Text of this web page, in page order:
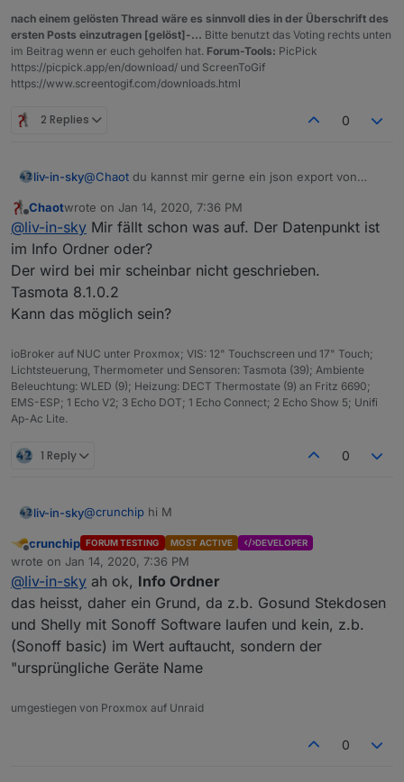
Datenpunkt wird für die Erkennung benötigt?
nach einem gelösten Thread wäre es sinnvoll dies in der Überschrift des
ersten Posts einzutragen [gelöst]-... Bitte benutzt das Voting rechts unten
im Beitrag wenn er euch geholfen hat. Forum-Tools: PicPick
https://picpick.app/en/download/ und ScreenToGif
https://www.screentogif.com/downloads.html
2 Replies 0
liv-in-sky@Chaot du kannst mir gerne ein json export von
auf
Offline
Chaotwrote on Jan 14, 2020, 7:36 PM
last edited by
@liv-in-sky Mir fällt schon was auf. Der Datenpunkt ist
im Info Ordner oder?
Der wird bei mir scheinbar nicht geschrieben.
Tasmota 8.1.0.2
Kann das möglich sein?
ioBroker auf NUC unter Proxmox; VIS: 12" Touchscreen und 17" Touch;
Lichtsteuerung, Thermometer und Sensoren: Tasmota (39); Ambiente
Beleuchtung: WLED (9); Heizung: DECT Thermostate (9) an Fritz 6690;
EMS-ESP; 1 Echo V2; 3 Echo DOT; 1 Echo Connect; 2 Echo Show 5; Unifi
Ap-Ac Lite.
1 Reply 0
liv-in-sky@crunchip hi M
ich suche ja tester diese erste version ist arg
beschränkt ich habe mittlerweile noch ein paar
dazugenommen -- bei mir haben einige geräte
keinen info ordner und diese zu filternund
darzustellen machte probleme
in dernächsten version sollten dann mehr kommen
habe auch einne zähler eingebaut, der die anzahl
ausgibt
Offline
crunchip FORUM TESTING MOST ACTIVE DEVELOPER
wrote on Jan 14, 2020, 7:36 PM
last edited by
@liv-in-sky ah ok, Info Ordner
das heisst, daher ein Grund, da z.b. Gosund Stekdosen
und Shelly mit Sonoff Software laufen und kein, z.b.
(Sonoff basic) im Wert auftaucht, sondern der
"ursprüngliche Geräte Name
umgestiegen von Proxmox auf Unraid
0